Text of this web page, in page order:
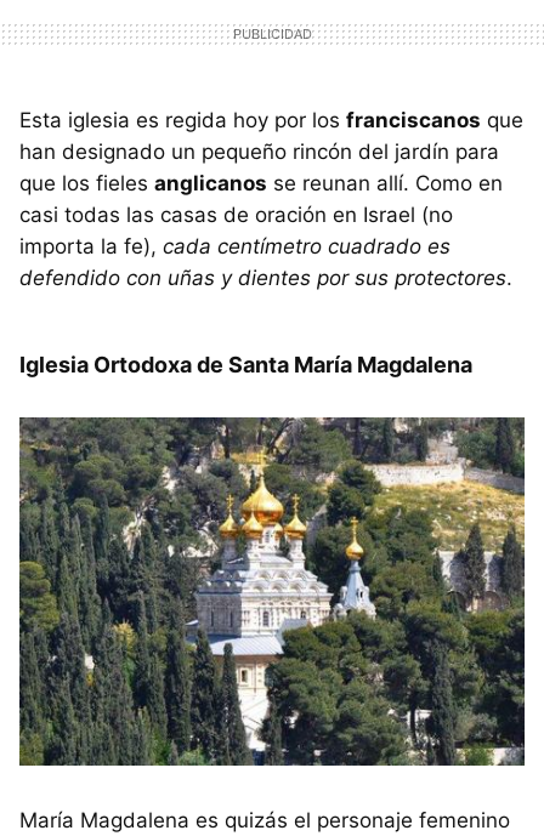
Esta iglesia es regida hoy por los franciscanos que
han designado un pequeño rincón del jardín para
que los fieles anglicanos se reunan allí. Como en
casi todas las casas de oración en Israel (no
importa la fe), cada centímetro cuadrado es
defendido con uñas y dientes por sus protectores.
Iglesia Ortodoxa de Santa María Magdalena
María Magdalena es quizás el personaje femenino